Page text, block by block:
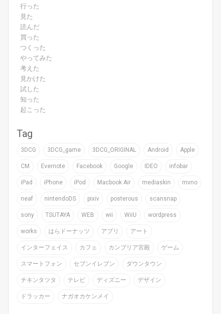
行った
見た
読んだ
買った
つくった
やってみた
考えた
見かけた
試した
知った
起こった
Tag
3DCG 3DCG_game 3DCG_ORIGINAL Android Apple
CM Evernote Facebook Google IDEO infobar
iPad iPhone iPod Macbook Air mediaskin mvno
neaf nintendoDS pixiv posterous scansnap
sony TSUTAYA WEB wii WiiU wordpress
works はらドーナッツ アプリ アート
インターフェイス カフェ カンブリア宮殿 ゲーム
スマートフォン セブンイレブン ダウンタウン
チキンタツタ テレビ ディズニー デザイン
ドラッカー ナガオカケンメイ